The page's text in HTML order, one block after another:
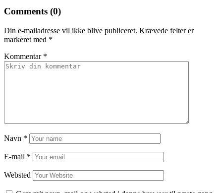
Comments (0)
Din e-mailadresse vil ikke blive publiceret. Krævede felter er
markeret med *
Kommentar *
Navn *
E-mail *
Websted